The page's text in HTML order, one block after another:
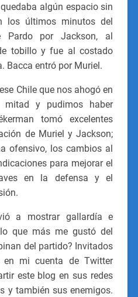
algún espacio sin
los últimos minutos del
Pardo por Jackson, al
tobillo y fue al costado
Bacca entró por Muriel.
Chile que nos ahogó en
y pudimos haber
tomó excelentes
de Muriel y Jackson;
ofensivo, los cambios al
para mejorar el
en la defensa y el
a mostrar gallardía e
que más me gustó del
del partido? Invitados
mi cuenta de Twitter
este blog en sus redes
y también sus enemigos.